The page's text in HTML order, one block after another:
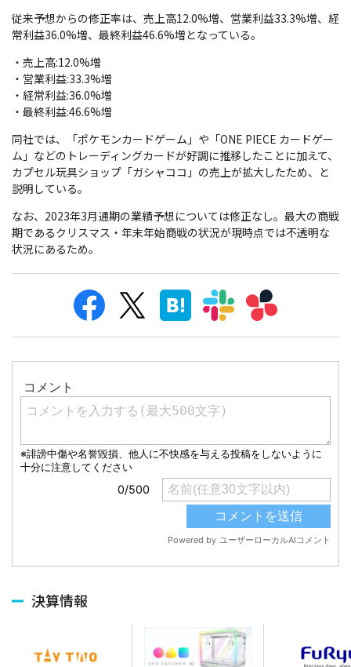
従来予想からの修正率は、売上高12.0%増、営業利益33.3%増、経
常利益36.0%増、最終利益46.6%増となっている。
・売上高:12.0%増
・営業利益:33.3%増
・経常利益:36.0%増
・最終利益:46.6%増
同社では、「ポケモンカードゲーム」や「ONE PIECE カードゲー
ム」などのトレーディングカードが好調に推移したことに加えて、
カプセル玩具ショップ「ガシャココ」の売上が拡大したため、と
説明している。
なお、2023年3月通期の業績予想については修正なし。最大の商戦
期であるクリスマス・年末年始商戦の状況が現時点では不透明な
状況にあるため。
決算情報